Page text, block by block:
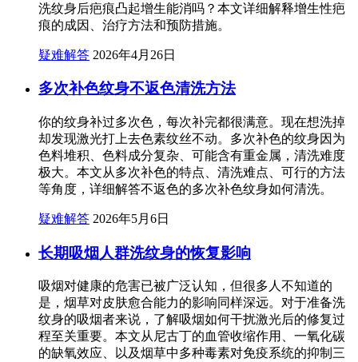
洗纹身后疤痕凸起增生能消吗？本文详细解释增生性疤
痕的成因、治疗方法和预防措施。
疑难解答 2026年4月26日
多次补色纹身不返色清洗方法
你的纹身补过多次色，每次补完都很满意。现在想洗掉
却发现激光打上去色素纹丝不动。多次补色的纹身因为
色料堆积、色料成分复杂、可能含有重金属，清洗难度
极大。本文从多次补色的特点、清洗难点、可行的方法
等角度，详细解答不返色的多次补色纹身如何清洗。
疑难解答 2026年5月6日
长期吸烟人群洗纹身的恢复影响
吸烟对健康的危害已被广泛认知，但很多人不知道的
是，烟草对皮肤愈合能力的影响同样深远。对于准备洗
纹身的吸烟者来说，了解吸烟如何干扰激光后的修复过
程至关重要。本文从尼古丁的血管收缩作用、一氧化碳
的缺氧效应、以及烟草中多种毒素对免疫系统的抑制三